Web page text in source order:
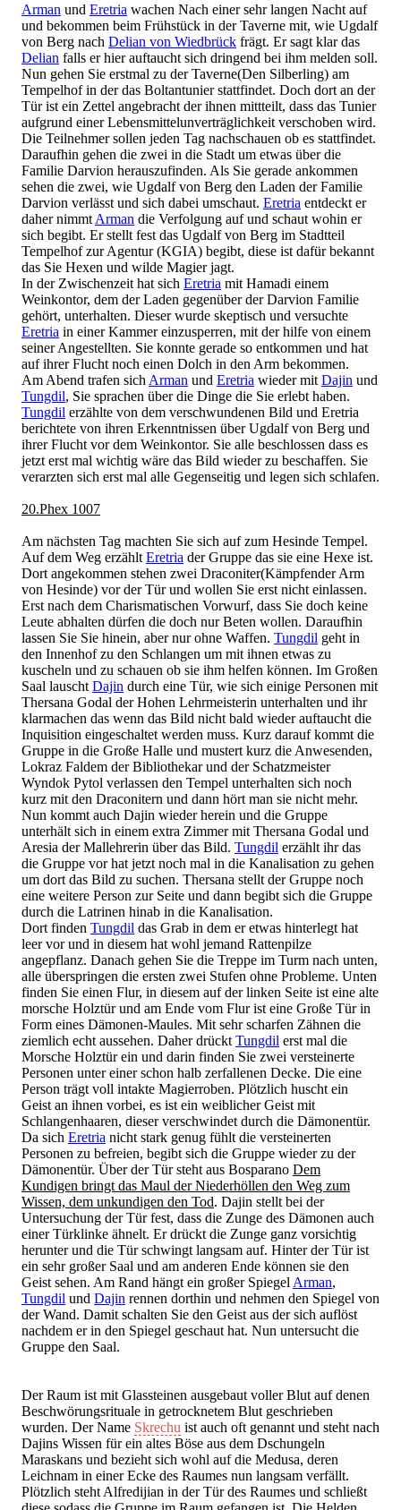
Arman und Eretria wachen Nach einer sehr langen Nacht auf
und bekommen beim Frühstück in der Taverne mit, wie Ugdalf
von Berg nach Delian von Wiedbrück frägt. Er sagt klar das
Delian falls er hier auftaucht sich dringend bei ihm melden soll.
Nun gehen Sie erstmal zu der Taverne(Den Silberling) am
Tempelhof in der das Boltantunier stattfindet. Doch dort an der
Tür ist ein Zettel angebracht der ihnen mittteilt, dass das Tunier
aufgrund einer Lebensmittelunverträglichkeit verschoben wird.
Die Teilnehmer sollen jeden Tag nachschauen ob es stattfindet.
Daraufhin gehen die zwei in die Stadt um etwas über die
Familie Darvion herauszufinden. Als Sie gerade ankommen
sehen die zwei, wie Ugdalf von Berg den Laden der Familie
Darvion verlässt und sich dabei umschaut. Eretria entdeckt er
daher nimmt Arman die Verfolgung auf und schaut wohin er
sich begibt. Er stellt fest das Ugdalf von Berg im Stadtteil
Tempelhof zur Agentur (KGIA) begibt, diese ist dafür bekannt
das Sie Hexen und wilde Magier jagt.
In der Zwischenzeit hat sich Eretria mit Hamadi einem
Weinkontor, dem der Laden gegenüber der Darvion Familie
gehört, unterhalten. Dieser wurde skeptisch und versuchte
Eretria in einer Kammer einzusperren, mit der hilfe von einem
seiner Angestellten. Sie konnte gerade so entkommen und hat
auf ihrer Flucht noch einen Dolch in den Arm bekommen.
Am Abend trafen sich Arman und Eretria wieder mit Dajin und
Tungdil, Sie sprachen über die Dinge die Sie erlebt haben.
Tungdil erzählte von dem verschwundenen Bild und Eretria
berichtete von ihren Erkenntnissen über Ugdalf von Berg und
ihrer Flucht vor dem Weinkontor. Sie alle beschlossen dass es
jetzt erst mal wichtig wäre das Bild wieder zu beschaffen. Sie
verarzten sich erst mal alle Gegenseitig und legen sich schlafen.
20.Phex 1007
Am nächsten Tag machten Sie sich auf zum Hesinde Tempel.
Auf dem Weg erzählt Eretria der Gruppe das sie eine Hexe ist.
Dort angekommen stehen zwei Draconiter(Kämpfender Arm
von Hesinde) vor der Tür und wollen Sie erst nicht einlassen.
Erst nach dem Charismatischen Vorwurf, dass Sie doch keine
Leute abhalten dürfen die doch nur Beten wollen. Daraufhin
lassen Sie Sie hinein, aber nur ohne Waffen. Tungdil geht in
den Innenhof zu den Schlangen um mit ihnen etwas zu
kuscheln und zu schauen ob sie ihm helfen können. Im Großen
Saal lauscht Dajin durch eine Tür, wie sich einige Personen mit
Thersana Godal der Hohen Lehrmeisterin unterhalten und ihr
klarmachen das wenn das Bild nicht bald wieder auftaucht die
Inquisition eingeschaltet werden muss. Kurz darauf kommt die
Gruppe in die Große Halle und mustert kurz die Anwesenden,
Lokraz Faldem der Bibliothekar und der Schatzmeister
Wyndok Pytol verlassen den Tempel unterhalten sich noch
kurz mit den Draconitern und dann hört man sie nicht mehr.
Nun kommt auch Dajin wieder herein und die Gruppe
unterhält sich in einem extra Zimmer mit Thersana Godal und
Aresia der Mallehrerin über das Bild. Tungdil erzählt ihr das
die Gruppe vor hat jetzt noch mal in die Kanalisation zu gehen
um dort das Bild zu suchen. Thersana stellt der Gruppe noch
eine weitere Person zur Seite und dann begibt sich die Gruppe
durch die Latrinen hinab in die Kanalisation.
Dort finden Tungdil das Grab in dem er etwas hinterlegt hat
leer vor und in diesem hat wohl jemand Rattenpilze
angepflanz. Danach gehen Sie die Treppe im Turm nach unten,
alle überspringen die ersten zwei Stufen ohne Probleme. Unten
finden Sie einen Flur, in diesem auf der linken Seite ist eine alte
morsche Holztür und am Ende vom Flur ist eine Große Tür in
Form eines Dämonen-Maules. Mit sehr scharfen Zähnen die
ziemlich echt aussehen. Daher drückt Tungdil erst mal die
Morsche Holztür ein und darin finden Sie zwei versteinerte
Personen unter einer schon halb zerfallenen Decke. Die eine
Person trägt voll intakte Magierroben. Plötzlich huscht ein
Geist an ihnen vorbei, es ist ein weiblicher Geist mit
Schlangenhaaren, dieser verschwindet durch die Dämonentür.
Da sich Eretria nicht stark genug fühlt die versteinerten
Personen zu befreien, begibt sich die Gruppe wieder zu der
Dämonentür. Über der Tür steht aus Bosparano Dem
Kundigen bringt das Maul der Niederhöllen den Weg zum
Wissen, dem unkundigen den Tod. Dajin stellt bei der
Untersuchung der Tür fest, dass die Zunge des Dämonen auch
einer Türklinke ähnelt. Er drückt die Zunge ganz vorsichtig
herunter und die Tür schwingt langsam auf. Hinter der Tür ist
ein sehr großer Saal und am anderen Ende können sie den
Geist sehen. Am Rand hängt ein großer Spiegel Arman,
Tungdil und Dajin rennen dorthin und nehmen den Spiegel von
der Wand. Damit schalten Sie den Geist aus der sich auflöst
nachdem er in den Spiegel geschaut hat. Nun untersucht die
Gruppe den Saal.
Der Raum ist mit Glassteinen ausgebaut voller Blut auf denen
Beschwörungsrituale in getrocknetem Blut geschrieben
wurden. Der Name Skrechu ist auch oft genannt und steht nach
Dajins Wissen für ein altes Böse aus dem Dschungeln
Maraskans und bezieht sich wohl auf die Medusa, deren
Leichnam in einer Ecke des Raumes nun langsam verfällt.
Plötzlich steht Alfredijian in der Tür des Raumes und schließt